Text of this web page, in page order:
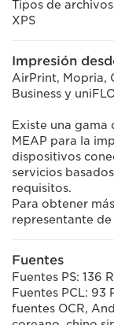
Tipos de archivos
XPS
Impresión
AirPrint, Mopria,
Business y
Existe una gama
MEAP para la
dispositivos
servicios
requisitos.
Para obtener
representante
Fuentes
Fuentes PS: 136
Fuentes PCL: 93
fuentes OCR,